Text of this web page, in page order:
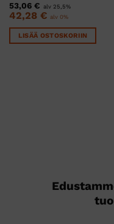
53,06 € alv 25,5%
42,28 € alv 0%
LISÄÄ OSTOSKORIIN